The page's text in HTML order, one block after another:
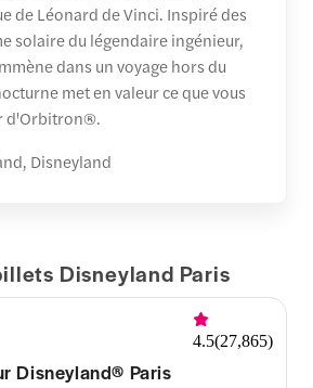
de Léonard de Vinci. Inspiré des
solaire du légendaire ingénieur,
dans un voyage hors du
met en valeur ce que vous
d'Orbitron®.
Disneyland
Disneyland Paris
4.5(27,865)
Disneyland® Paris